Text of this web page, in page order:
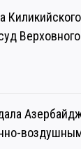
Верховного